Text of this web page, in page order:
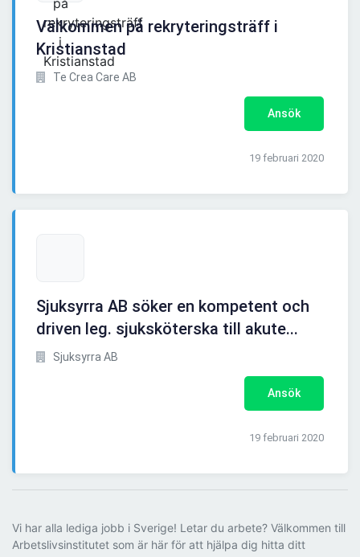
Välkommen på rekryteringsträff i
Kristianstad
Te Crea Care AB
Ansök
19 februari 2020
Sjuksyrra AB söker en kompetent och
driven leg. sjuksköterska till akute...
Sjuksyrra AB
Ansök
19 februari 2020
Vi har alla lediga jobb i Sverige! Letar du arbete? Välkommen till
Arbetslivsinstitutet som är här för att hjälpa dig hitta ditt